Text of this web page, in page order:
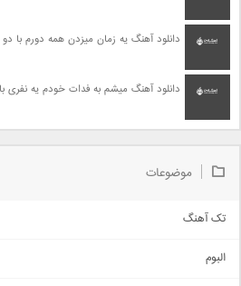
دانلود آهنگ یه زمان میزدن همه دورم با
دانلود آهنگ میشم به فدات خودم یه نفری
موضوعات
تک آهنگ
البوم